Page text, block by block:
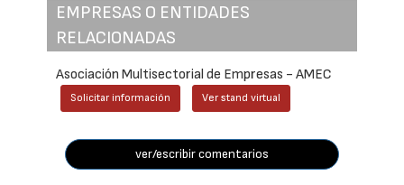
EMPRESAS O ENTIDADES
RELACIONADAS
Asociación Multisectorial de Empresas - AMEC
Solicitar información Ver stand virtual
ver/escribir comentarios